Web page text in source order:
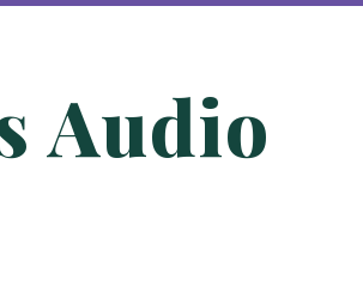
Audio